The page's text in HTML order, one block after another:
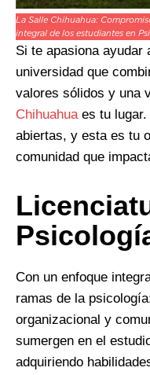
La Salle Chihuahua:
integral de los estudiantes en
Si te apasiona ayudar
universidad que
valores sólidos y una
Chihuahuaes tu lugar.
abiertas, y esta es tu
comunidad que
Con un enfoque
ramas de la
organizacional y
sumergen en el
adquiriendo